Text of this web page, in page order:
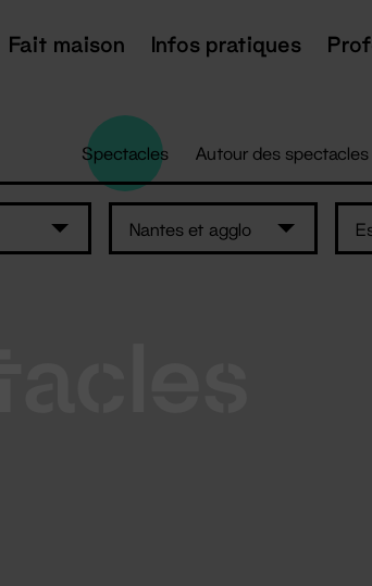
Fait maison Infos pratiques
Spectacles Autour des spectacles
Nantes et agglo